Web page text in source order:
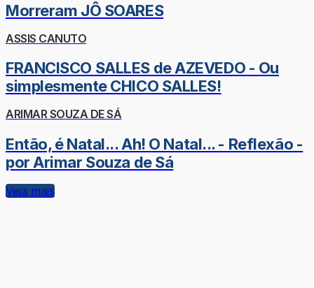
Morreram JÔ SOARES
ASSIS CANUTO
FRANCISCO SALLES de AZEVEDO - Ou
simplesmente CHICO SALLES!
ARIMAR SOUZA DE SÁ
Então, é Natal... Ah! O Natal... - Reflexão -
por Arimar Souza de Sá
Veja mais